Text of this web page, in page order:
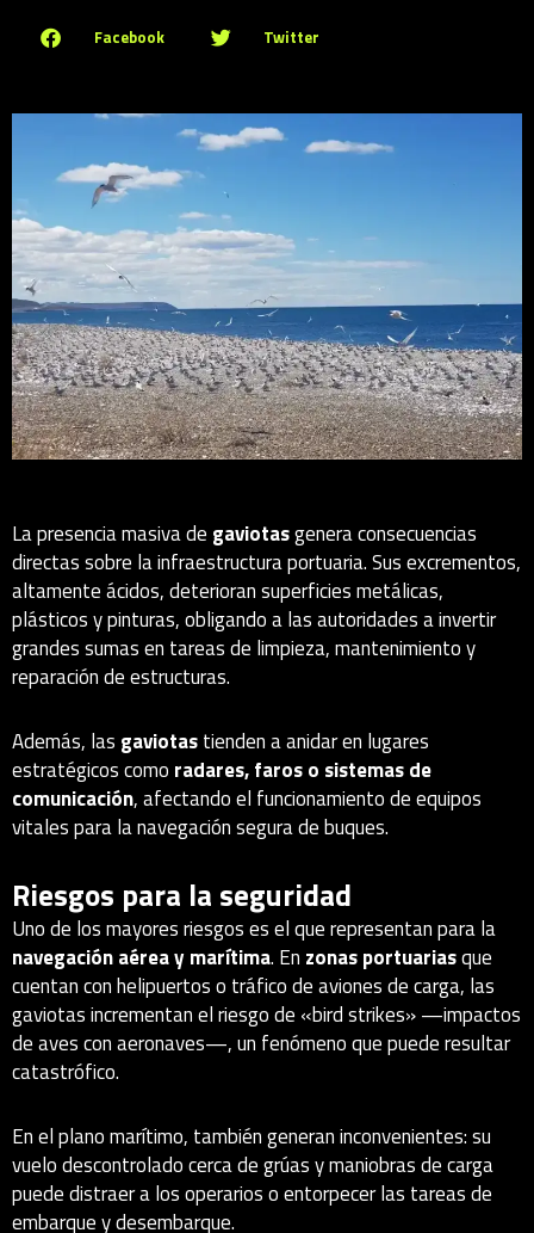
Facebook Twitter
La presencia masiva de gaviotasgenera consecuencias
directas sobre la infraestructura portuaria. Sus excrementos,
altamente ácidos, deterioran superficies metálicas,
plásticos y pinturas, obligando a las autoridades a invertir
grandes sumas en tareas de limpieza, mantenimiento y
reparación de estructuras.
Además, las gaviotastienden a anidar en lugares
estratégicos como radares, faros o sistemas de
comunicación, afectando el funcionamiento de equipos
vitales para la navegación segura de buques.
Riesgos para la seguridad
Uno de los mayores riesgos es el que representan para la
navegación aérea y marítima. En zonas portuariasque
cuentan con helipuertos o tráfico de aviones de carga, las
gaviotas incrementan el riesgo de «bird strikes» —impactos
de aves con aeronaves—, un fenómeno que puede resultar
catastrófico.
En el plano marítimo, también generan inconvenientes: su
vuelo descontrolado cerca de grúas y maniobras de carga
puede distraer a los operarios o entorpecer las tareas de
embarque y desembarque.